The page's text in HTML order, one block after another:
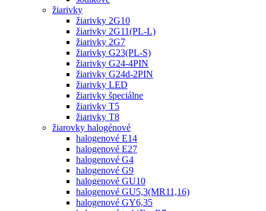
žiarivky
žiarivky 2G10
žiarivky 2G11(PL-L)
žiarivky 2G7
žiarivky G23(PL-S)
žiarivky G24-4PIN
žiarivky G24d-2PIN
žiarivky LED
žiarivky špeciálne
žiarivky T5
žiarivky T8
žiarovky halogénové
halogenové E14
halogenové E27
halogenové G4
halogenové G9
halogenové GU10
halogenové GU5,3(MR11,16)
halogenové GY6,35